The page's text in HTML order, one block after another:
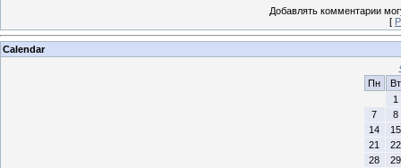
Добавлять комментарии
[
Calendar
Пн
Вт
1
7
8
14
15
21
22
28
29